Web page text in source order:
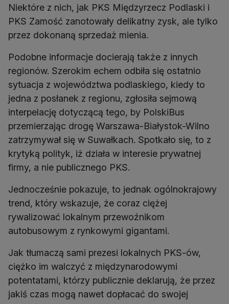
Niektóre z nich, jak PKS Międzyrzecz Podlaski i
PKS Zamość zanotowały delikatny zysk, ale tylko
przez dokonaną sprzedaż mienia.
Podobne informacje docierają także z innych
regionów. Szerokim echem odbiła się ostatnio
sytuacja z województwa podlaskiego, kiedy to
jedna z posłanek z regionu, zgłosiła sejmową
interpelację dotyczącą tego, by PolskiBus
przemierzając drogę Warszawa-Białystok-Wilno
zatrzymywał się w Suwałkach. Spotkało się, to z
krytyką polityk, iż działa w interesie prywatnej
firmy, a nie publicznego PKS.
Jednocześnie pokazuje, to jednak ogólnokrajowy
trend, który wskazuje, że coraz ciężej
rywalizować lokalnym przewoźnikom
autobusowym z rynkowymi gigantami.
Jak tłumaczą sami prezesi lokalnych PKS-ów,
ciężko im walczyć z międzynarodowymi
potentatami, którzy publicznie deklarują, że przez
jakiś czas mogą nawet dopłacać do swojej